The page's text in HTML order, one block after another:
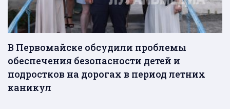
В Первомайске обсудили проблемы
обеспечения безопасности детей и
подростков на дорогах в период летних
каникул